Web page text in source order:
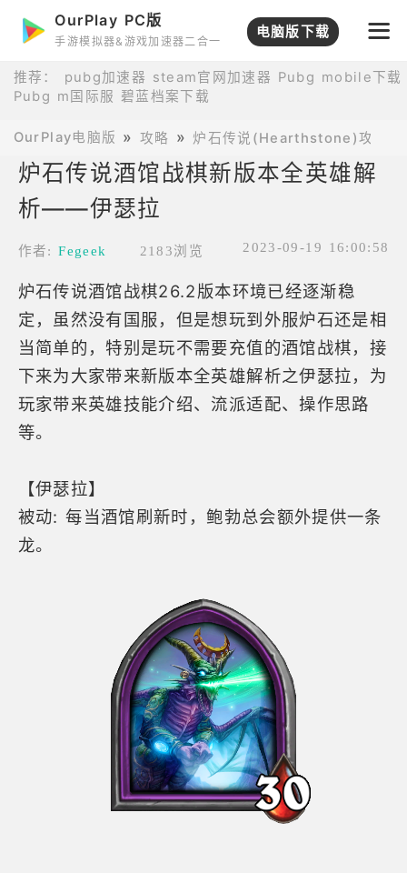
OurPlay PC版
手游模拟器&游戏加速器二合一
电脑版下载
推荐： pubg加速器 steam官网加速器
Pubg mobile下载
Pubg m国际服 碧蓝档案下载
OurPlay电脑版 攻略 炉石传说(Hearthstone)攻略
炉石传说酒馆战棋新版本全英雄解
析——伊瑟拉
作者:Fegeek 2183浏览 2023-09-19 16:00:58
炉石传说酒馆战棋26.2版本环境已经逐渐稳
定，虽然没有国服，但是想玩到外服炉石还是相
当简单的，特别是玩不需要充值的酒馆战棋，接
下来为大家带来新版本全英雄解析之伊瑟拉，为
玩家带来英雄技能介绍、流派适配、操作思路
等。
【伊瑟拉】
被动: 每当酒馆刷新时，鲍勃总会额外提供一条
龙。